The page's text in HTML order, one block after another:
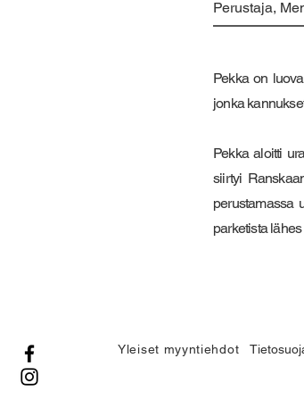
Perustaja,
Pekka on
jonka
Pekka aloitti
siirtyi
perustamassa
parketista
Yleiset myyntiehdot